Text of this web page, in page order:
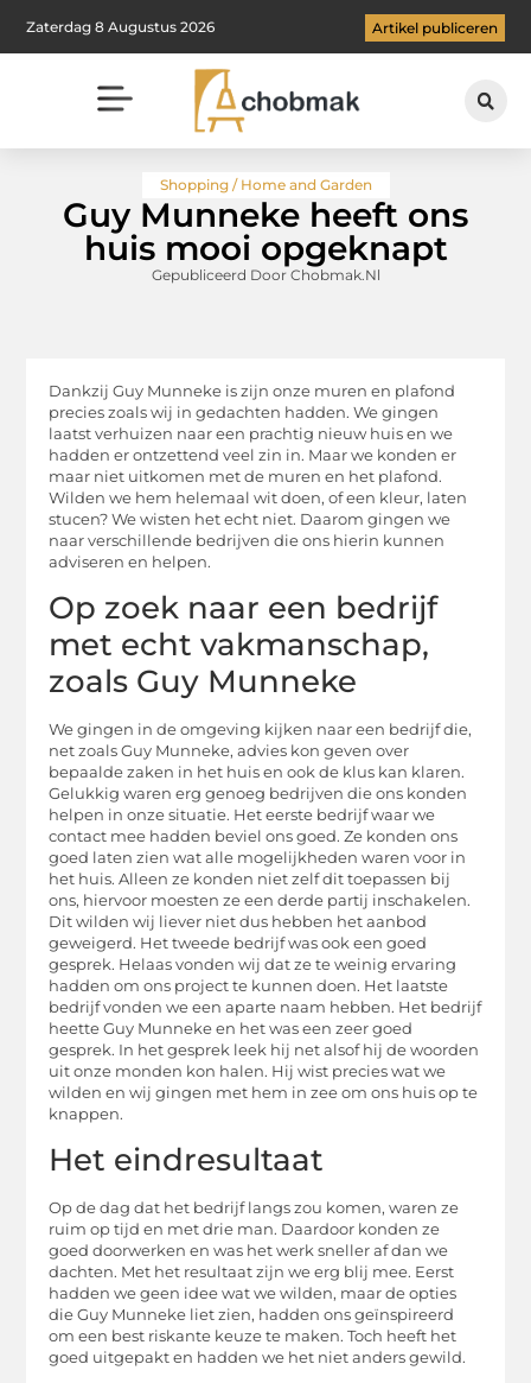
Zaterdag 8 Augustus 2026 Artikel publiceren
Shopping / Home and Garden
Guy Munneke heeft ons
huis mooi opgeknapt
Gepubliceerd Door Chobmak.nl
Dankzij Guy Munneke is zijn onze muren en plafond
precies zoals wij in gedachten hadden. We gingen
laatst verhuizen naar een prachtig nieuw huis en we
hadden er ontzettend veel zin in. Maar we konden er
maar niet uitkomen met de muren en het plafond.
Wilden we hem helemaal wit doen, of een kleur, laten
stucen? We wisten het echt niet. Daarom gingen we
naar verschillende bedrijven die ons hierin kunnen
adviseren en helpen.
Op zoek naar een bedrijf
met echt vakmanschap,
zoals Guy Munneke
We gingen in de omgeving kijken naar een bedrijf die,
net zoals Guy Munneke, advies kon geven over
bepaalde zaken in het huis en ook de klus kan klaren.
Gelukkig waren erg genoeg bedrijven die ons konden
helpen in onze situatie. Het eerste bedrijf waar we
contact mee hadden beviel ons goed. Ze konden ons
goed laten zien wat alle mogelijkheden waren voor in
het huis. Alleen ze konden niet zelf dit toepassen bij
ons, hiervoor moesten ze een derde partij inschakelen.
Dit wilden wij liever niet dus hebben het aanbod
geweigerd. Het tweede bedrijf was ook een goed
gesprek. Helaas vonden wij dat ze te weinig ervaring
hadden om ons project te kunnen doen. Het laatste
bedrijf vonden we een aparte naam hebben. Het bedrijf
heette Guy Munneke en het was een zeer goed
gesprek. In het gesprek leek hij net alsof hij de woorden
uit onze monden kon halen. Hij wist precies wat we
wilden en wij gingen met hem in zee om ons huis op te
knappen.
Het eindresultaat
Op de dag dat het bedrijf langs zou komen, waren ze
ruim op tijd en met drie man. Daardoor konden ze
goed doorwerken en was het werk sneller af dan we
dachten. Met het resultaat zijn we erg blij mee. Eerst
hadden we geen idee wat we wilden, maar de opties
die Guy Munneke liet zien, hadden ons geïnspireerd
om een best riskante keuze te maken. Toch heeft het
goed uitgepakt en hadden we het niet anders gewild.